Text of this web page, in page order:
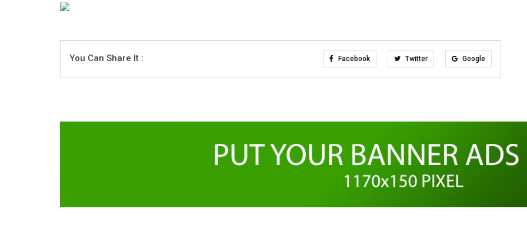
You Can Share It : Facebook Twitter Google